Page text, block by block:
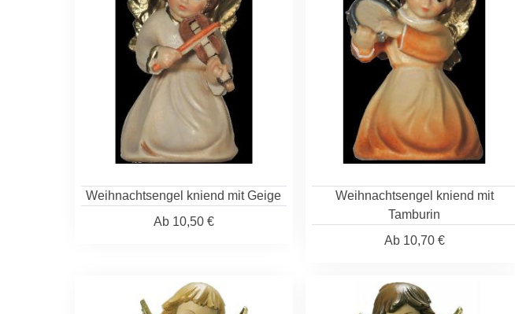
Weihnachtsengel kniend mit Geige
Ab10,50 €
Weihnachtsengel kniend mit
Tamburin
Ab10,70 €